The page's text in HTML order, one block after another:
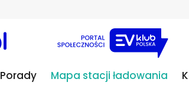
Porady Mapa stacji ładowania